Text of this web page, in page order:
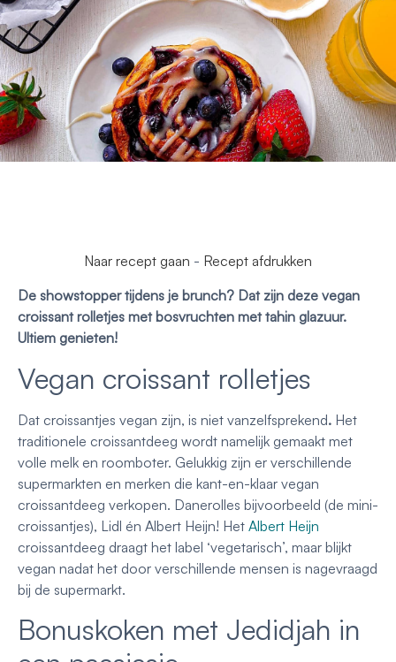
Naar recept gaan - Recept afdrukken
De showstopper tijdens je brunch? Dat zijn deze vegan
croissant rolletjes met bosvruchten met tahin glazuur.
Ultiem genieten!
Vegan croissant rolletjes
Dat croissantjes vegan zijn, is niet vanzelfsprekend. Het
traditionele croissantdeeg wordt namelijk gemaakt met
volle melk en roomboter. Gelukkig zijn er verschillende
supermarkten en merken die kant-en-klaar vegan
croissantdeeg verkopen. Danerolles bijvoorbeeld (de mini-
croissantjes), Lidl én Albert Heijn! Het Albert Heijn
croissantdeeg draagt het label ‘vegetarisch’, maar blijkt
vegan nadat het door verschillende mensen is nagevraagd
bij de supermarkt.
Bonuskoken met Jedidjah in